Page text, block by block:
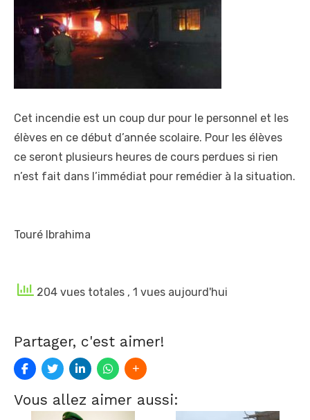
Cet incendie est un coup dur pour le personnel et les
élèves en ce début d’année scolaire. Pour les élèves
ce seront plusieurs heures de cours perdues si rien
n’est fait dans l’immédiat pour remédier à la situation.
Touré Ibrahima
204 vues totales , 1 vues aujourd'hui
Partager, c'est aimer!
Vous allez aimer aussi: